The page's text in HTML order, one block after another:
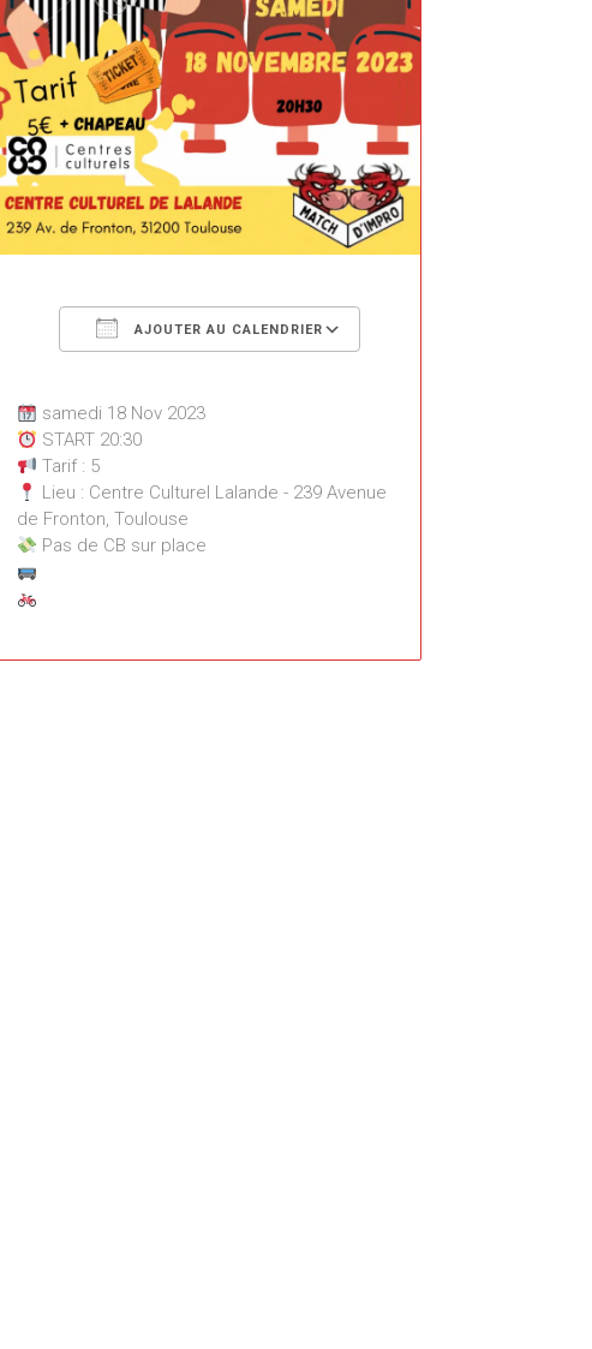
AJOUTER AU CALENDRIER
Télécharger ICS
samedi 18 Nov 2023
START 20:30
Tarif : 5
Lieu : Centre Culturel Lalande - 239 Avenue
de Fronton, Toulouse
Pas de CB sur place